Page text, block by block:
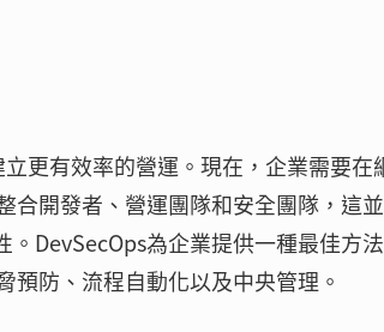
更有效率的營運。現在，企業需要在
合開發者、營運團隊和安全團隊，這
DevSecOps為企業提供一種最佳方
防、流程自動化以及中央管理。